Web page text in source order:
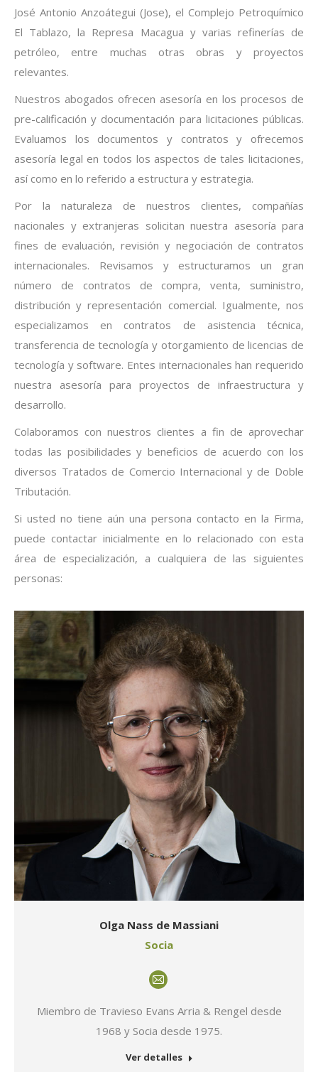
José Antonio Anzoátegui (Jose), el Complejo Petroquímico
El Tablazo, la Represa Macagua y varias refinerías de
petróleo, entre muchas otras obras y proyectos
relevantes.
Nuestros abogados ofrecen asesoría en los procesos de
pre-calificación y documentación para licitaciones públicas.
Evaluamos los documentos y contratos y ofrecemos
asesoría legal en todos los aspectos de tales licitaciones,
así como en lo referido a estructura y estrategia.
Por la naturaleza de nuestros clientes, compañías
nacionales y extranjeras solicitan nuestra asesoría para
fines de evaluación, revisión y negociación de contratos
internacionales. Revisamos y estructuramos un gran
número de contratos de compra, venta, suministro,
distribución y representación comercial. Igualmente, nos
especializamos en contratos de asistencia técnica,
transferencia de tecnología y otorgamiento de licencias de
tecnología y software. Entes internacionales han requerido
nuestra asesoría para proyectos de infraestructura y
desarrollo.
Colaboramos con nuestros clientes a fin de aprovechar
todas las posibilidades y beneficios de acuerdo con los
diversos Tratados de Comercio Internacional y de Doble
Tributación.
Si usted no tiene aún una persona contacto en la Firma,
puede contactar inicialmente en lo relacionado con esta
área de especialización, a cualquiera de las siguientes
personas:
Olga Nass de Massiani
Socia
Miembro de Travieso Evans Arria & Rengel desde
1968 y Socia desde 1975.
E-
mail
Ver detalles